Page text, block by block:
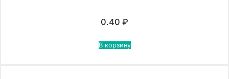
0.40 ₽
В корзину